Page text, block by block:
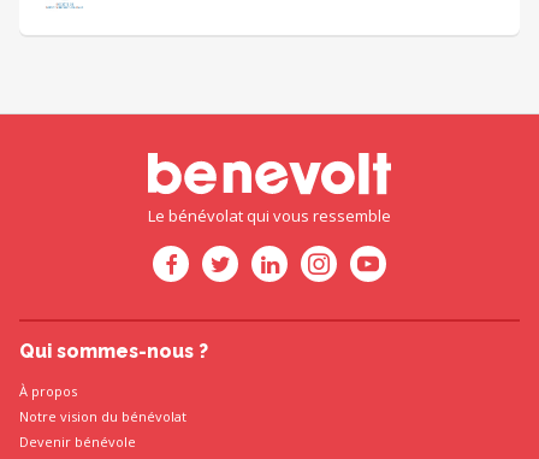
Le bénévolat qui vous ressemble
Qui sommes-nous ?
À propos
Notre vision du bénévolat
Devenir bénévole